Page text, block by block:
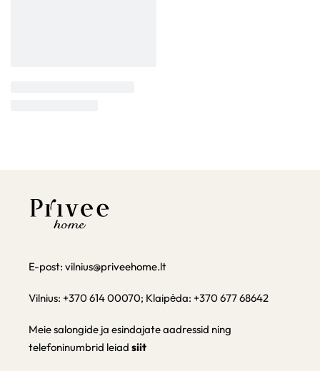
E-post: vilnius@priveehome.lt
Vilnius: +370 614 00070; Klaipėda: +370 677 68642
Meie salongide ja esindajate aadressid ning
telefoninumbrid leiad siit